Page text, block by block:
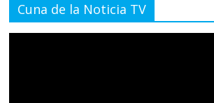
Cuna de la Noticia TV